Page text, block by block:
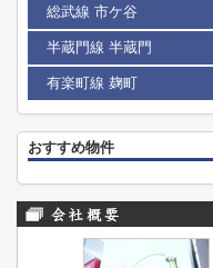
総武線 市ケ谷
半蔵門線 半蔵門
有楽町線 麹町
おすすめ物件